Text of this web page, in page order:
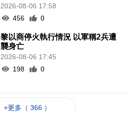
2026-08-06 17:58
456
0
黎以商停火執行情況 以軍稱2兵遭
襲身亡
2026-08-06 17:45
198
0
+更多（ 366 ）